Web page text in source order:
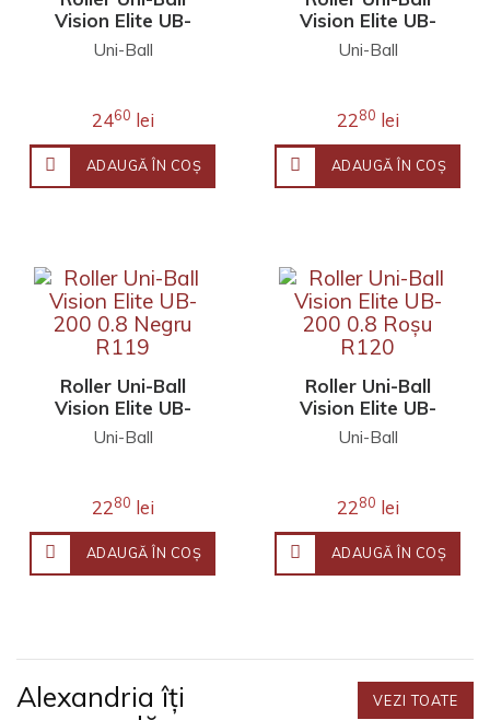
Vision Elite UB-
205 0.5 Negru
Uni-Ball
2460 lei
ADAUGĂ ÎN COŞ
Vision Elite UB-
200 0.8 Albastru
Uni-Ball
2280 lei
ADAUGĂ ÎN COŞ
Roller Uni-Ball
Vision Elite UB-
200 0.8 Negru
Uni-Ball
2280 lei
ADAUGĂ ÎN COŞ
Roller Uni-Ball
Vision Elite UB-
200 0.8 Roșu R120
Uni-Ball
2280 lei
ADAUGĂ ÎN COŞ
Alexandria îți
VEZI TOATE